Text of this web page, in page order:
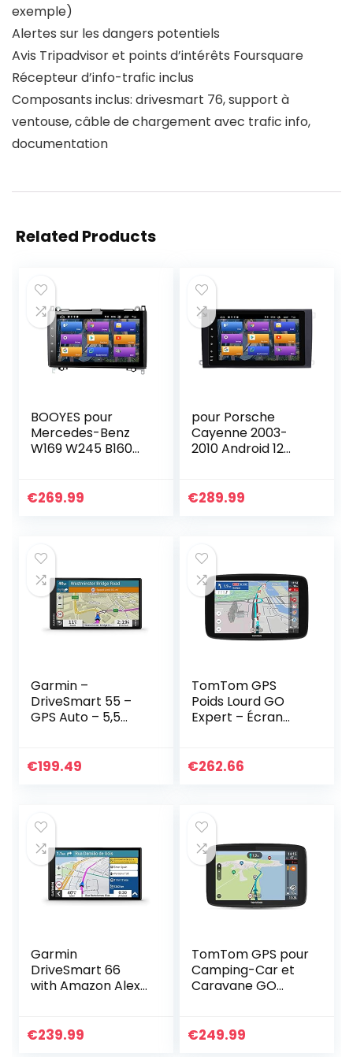
exemple)
Alertes sur les dangers potentiels
Avis Tripadvisor et points d’intérêts Foursquare
Récepteur d’info-trafic inclus
Composants inclus: drivesmart 76, support à
ventouse, câble de chargement avec trafic info,
documentation
Related Products
BOOYES pour
Mercedes-Benz
W169 W245 B160
W906 Sprinter VW
€269.99
pour Porsche
Cayenne 2003-
2010 Android 12
GPS Navigation
4G WiFi/Dab/SWC
€289.99
Garmin –
DriveSmart 55 –
GPS Auto – 5,5
Cartes, Trafic et
€199.49
TomTom GPS
Poids Lourd GO
Expert – Écran
personnalisé pour
Monde, alerte des
zones de danger,
mises à jour
rapides via Wi-Fi
€262.66
Garmin
DriveSmart 66
with Amazon Alexa
€239.99
TomTom GPS pour
Camping-Car et
Caravane GO
pour Camping-
€249.99